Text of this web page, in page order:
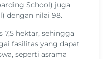
School) juga
dengan nilai 98.
7,5 hektar, sehingga
fasilitas yang dapat
seperti asrama